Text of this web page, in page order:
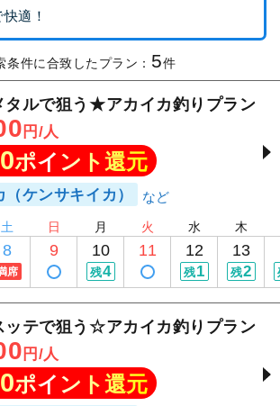
適！
条件に合致したプラン： 5件
ルで狙う★アカイカ釣りプラン
円/人
ポイント還元
（ケンサキイカ）
土
8
席
日
9
月
10
残4
火
11
水
12
残1
木
13
残2
テで狙う☆アカイカ釣りプラン
円/人
ポイント還元